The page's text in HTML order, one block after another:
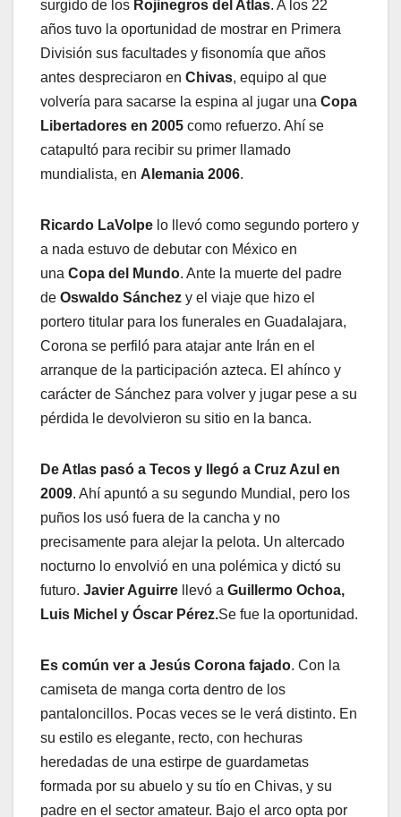
surgido de los Rojinegros del Atlas. A los 22
años tuvo la oportunidad de mostrar en Primera
División sus facultades y fisonomía que años
antes despreciaron en Chivas, equipo al que
volvería para sacarse la espina al jugar una Copa
Libertadores en 2005 como refuerzo. Ahí se
catapultó para recibir su primer llamado
mundialista, en Alemania 2006.
Ricardo LaVolpe lo llevó como segundo portero y
a nada estuvo de debutar con México en
una Copa del Mundo. Ante la muerte del padre
de Oswaldo Sánchez y el viaje que hizo el
portero titular para los funerales en Guadalajara,
Corona se perfiló para atajar ante Irán en el
arranque de la participación azteca. El ahínco y
carácter de Sánchez para volver y jugar pese a su
pérdida le devolvieron su sitio en la banca.
De Atlas pasó a Tecos y llegó a Cruz Azul en
2009. Ahí apuntó a su segundo Mundial, pero los
puños los usó fuera de la cancha y no
precisamente para alejar la pelota. Un altercado
nocturno lo envolvió en una polémica y dictó su
futuro. Javier Aguirre llevó a Guillermo Ochoa,
Luis Michel y Óscar Pérez.Se fue la oportunidad.
Es común ver a Jesús Corona fajado. Con la
camiseta de manga corta dentro de los
pantaloncillos. Pocas veces se le verá distinto. En
su estilo es elegante, recto, con hechuras
heredadas de una estirpe de guardametas
formada por su abuelo y su tío en Chivas, y su
padre en el sector amateur. Bajo el arco opta por